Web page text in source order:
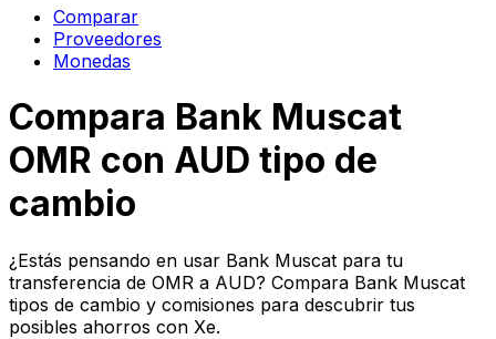
Comparar
Proveedores
Monedas
Compara Bank Muscat
OMR con AUD tipo de
cambio
¿Estás pensando en usar Bank Muscat para tu
transferencia de OMR a AUD? Compara Bank Muscat
tipos de cambio y comisiones para descubrir tus
posibles ahorros con Xe.